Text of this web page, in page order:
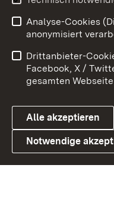
Link zum Landesportal
Impressum
Barrierefreiheit
Cookies
Analyse-Cookies
anonymisiert
Drittanbieter-
Facebook, X /
gesamten
Alle akzeptieren
Notwendige